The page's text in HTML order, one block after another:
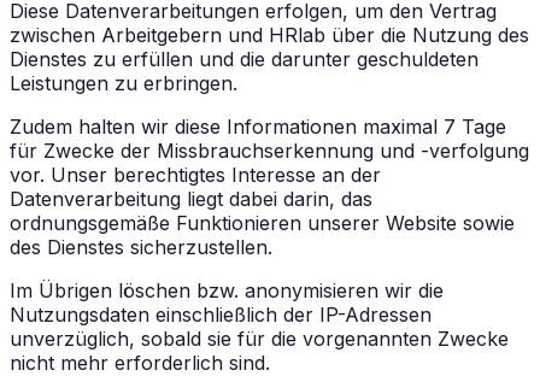
Diese Datenverarbeitungen erfolgen, um den Vertrag
zwischen Arbeitgebern und HRlab über die Nutzung des
Dienstes zu erfüllen und die darunter geschuldeten
Leistungen zu erbringen.
Zudem halten wir diese Informationen maximal 7 Tage
für Zwecke der Missbrauchserkennung und -verfolgung
vor. Unser berechtigtes Interesse an der
Datenverarbeitung liegt dabei darin, das
ordnungsgemäße Funktionieren unserer Website sowie
des Dienstes sicherzustellen.
Im Übrigen löschen bzw. anonymisieren wir die
Nutzungsdaten einschließlich der IP-Adressen
unverzüglich, sobald sie für die vorgenannten Zwecke
nicht mehr erforderlich sind.